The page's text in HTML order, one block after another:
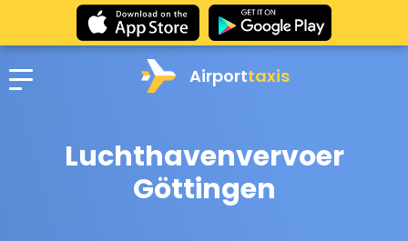
Airporttaxis
Luchthavenvervoer
Göttingen